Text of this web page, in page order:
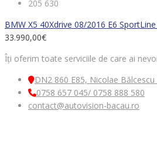
205 630
BMW X5 40Xdrive 08/2016 E6
33.990,00€
Îți oferim toate serviciile de care ai
DN2 860 E85, Nicolae
0758 657 045/ 0758 888 580
contact@autovision-bacau.ro